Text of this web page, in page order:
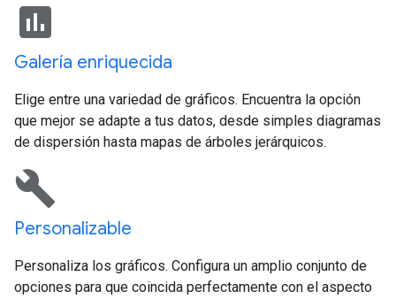
insert_chart
Galería enriquecida
Elige entre una variedad de gráficos. Encuentra la opción
que mejor se adapte a tus datos, desde simples diagramas
de dispersión hasta mapas de árboles jerárquicos.
build
Personalizable
Personaliza los gráficos. Configura un amplio conjunto de
opciones para que coincida perfectamente con el aspecto